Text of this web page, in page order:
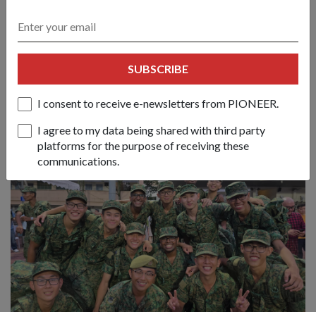
SUBSCRIBE
I consent to receive e-newsletters from PIONEER.
I agree to my data being shared with third party
platforms for the purpose of receiving these
communications.
参赛。条件允许时，我的指挥官们都会批准我回营签到前先
行参加晨间水上训练。
他们还定期与我联系，了解我的近况，提供鼓励，并尽其所